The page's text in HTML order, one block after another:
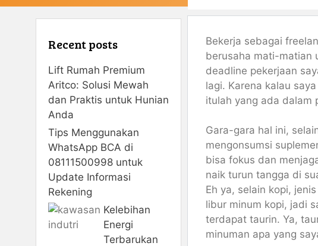
Bekerja sebagai
berusaha mati-matian
deadline pekerjaan
lagi. Karena kalau
itulah yang ada dalam
Gara-gara hal ini,
mengonsumsi
bisa fokus dan
naik turun tangga di
Eh ya, selain kopi,
libur minum kopi, jadi
terdapat taurin. Ya,
minuman apa yang
Recent posts
Lift Rumah Premium
Aritco: Solusi Mewah
dan Praktis untuk Hunian
Anda
Tips Menggunakan
WhatsApp BCA di
08111500998 untuk
Update Informasi
Rekening
Kelebihan
Energi
Terbarukan